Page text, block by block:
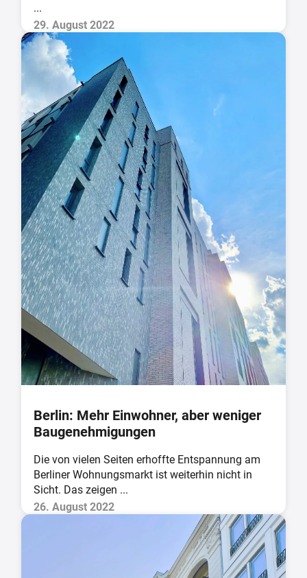
...
29. August 2022
Berlin: Mehr Einwohner, aber weniger
Baugenehmigungen
Die von vielen Seiten erhoffte Entspannung am
Berliner Wohnungsmarkt ist weiterhin nicht in
Sicht. Das zeigen ...
26. August 2022